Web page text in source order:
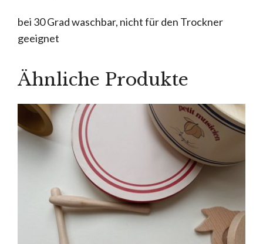
bei 30 Grad waschbar, nicht für den Trockner
geeignet
Ähnliche Produkte